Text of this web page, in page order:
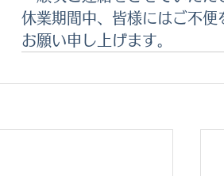
休業期間中、皆様にはご不
お願い申し上げます。